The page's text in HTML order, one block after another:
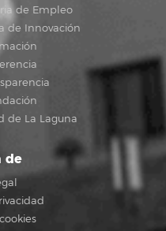
de Empleo
de Innovación
de La Laguna
de